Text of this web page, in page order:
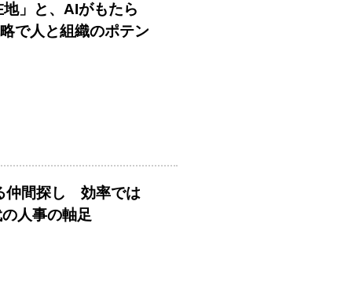
」と、AIがもたら
で人と組織のポテン
仲間探し 効率では
人事の軸足